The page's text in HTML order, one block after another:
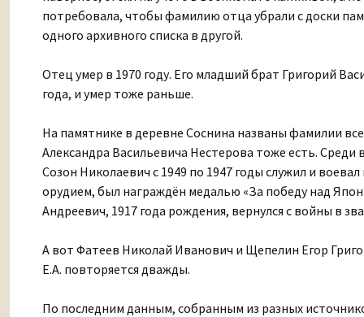
потребовала, чтобы фамилию отца убрали с доски
одного архивного списка в другой.
Отец умер в 1970 году. Его младший брат Григорий
года, и умер тоже раньше.
На памятнике в деревне Соснина названы фамилии
Александра Васильевича Нестерова тоже есть.
Созон Николаевич с 1949 по 1947 годы служил и
орудием, был награждён медалью «За победу над
Андреевич, 1917 года рождения, вернулся с войны в
А вот Фатеев Николай Иванович и Щепелин Егор
Е.А. повторяется дважды.
По последним данным, собранным из разных